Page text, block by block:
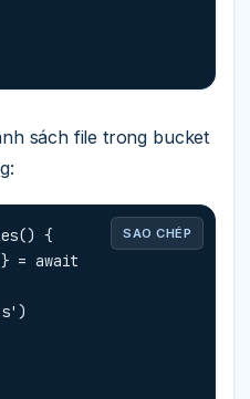
sách file trong bucket
SAO CHÉP
{